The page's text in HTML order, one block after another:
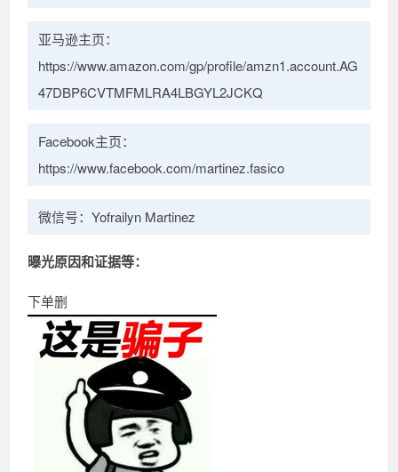
亚马逊主页：
https://www.amazon.com/gp/profile/amzn1.account.AG
47DBP6CVTMFMLRA4LBGYL2JCKQ
Facebook主页：
https://www.facebook.com/martinez.fasico
微信号：Yofrailyn Martinez
曝光原因和证据等：
下单删